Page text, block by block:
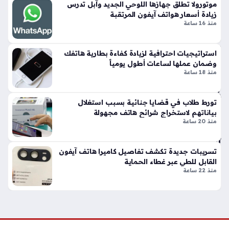
ون
ج
Z
Fo
ld
8
وه
ف
iP
ho
Ult
ra
منذ
سا
ت
موتورولا تطلق جهازها اللوحي الجديد وآبل تدرس
زيادة أسعار هواتف آيفون المرتقبة
منذ 16 ساعة
استراتيجيات احترافية لزيادة كفاءة بطارية هاتفك
وضمان عملها لساعات أطول يومياً
منذ 18 ساعة
تورط طلاب في قضايا جنائية بسبب استغلال
بياناتهم لاستخراج شرائح هاتف مجهولة
منذ 20 ساعة
تسريبات جديدة تكشف تفاصيل كاميرا هاتف آيفون
القابل للطي عبر غطاء الحماية
منذ 22 ساعة